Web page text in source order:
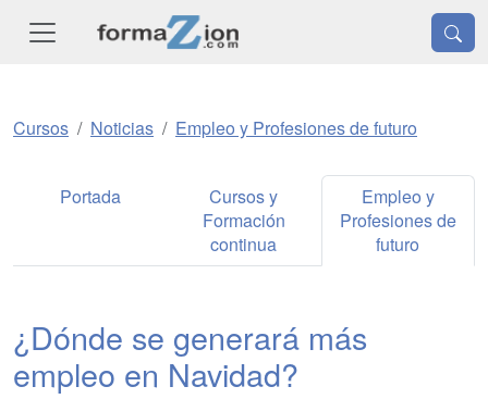
Cursos Noticias Empleo y Profesiones de futuro
Portada
Cursos y
Formación
continua
Empleo y
Profesiones de
futuro
¿Dónde se generará más
empleo en Navidad?